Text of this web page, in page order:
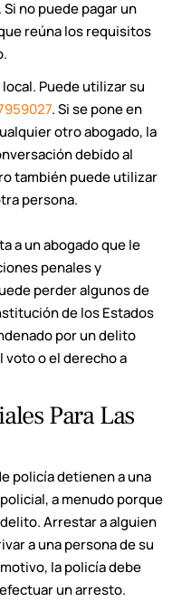
no puede pagar un
reúna los requisitos
Puede utilizar su
. Si se pone en
otro abogado, la
debido al
también puede utilizar
persona.
a un abogado que le
penales y
perder algunos de
de los Estados
por un delito
voto o el derecho a
Para Las
policía detienen a una
a menudo porque
Arrestar a alguien
a una persona de su
la policía debe
un arresto.